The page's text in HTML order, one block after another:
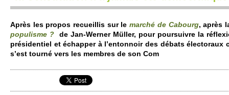
Après les pro­pos re­cuei­llis sur lemarché de Cabo­urg, après
po­pulisme ? de Jan-We­rner Müller, pour po­ursuivre la
présidentiel et échapper à l’entonnoir des débats électo­raux
s’est tourné vers les me­mbres de son Com